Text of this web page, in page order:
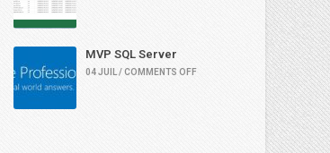
MVP SQL Server
04 JUIL / COMMENTS OFF